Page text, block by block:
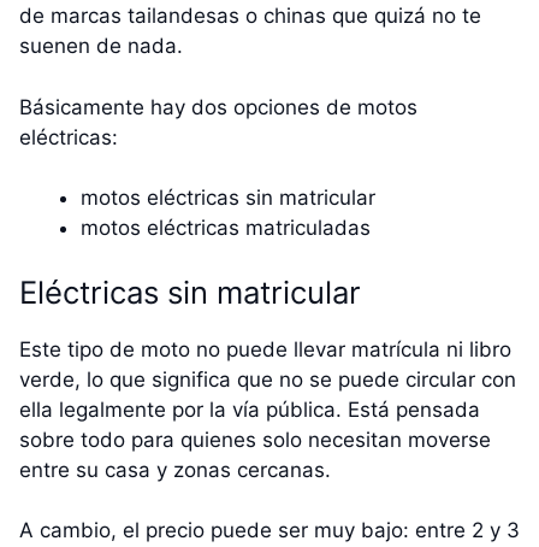
de marcas tailandesas o chinas que quizá no te
suenen de nada.
Básicamente hay dos opciones de motos
eléctricas:
motos eléctricas sin matricular
motos eléctricas matriculadas
Eléctricas sin matricular
Este tipo de moto no puede llevar matrícula ni libro
verde, lo que significa que no se puede circular con
ella legalmente por la vía pública. Está pensada
sobre todo para quienes solo necesitan moverse
entre su casa y zonas cercanas.
A cambio, el precio puede ser muy bajo: entre 2 y 3